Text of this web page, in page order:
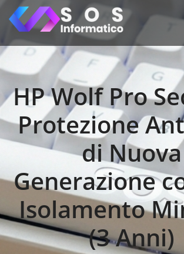
HP Wolf Pro
Protezione
di Nuova
Generazione
Isolamento
(3 Anni)